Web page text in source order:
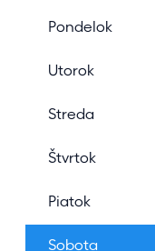
Pondelok
Utorok
Streda
Štvrtok
Piatok
Sobota